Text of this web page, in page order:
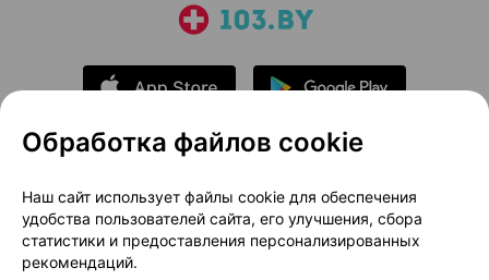
О проекте
Новости проекта
Размещение рекламы
Медицинский маркетинг
Публичный договор
Доставка
Обработка файлов cookie
Наш сайт использует файлы cookie для обеспечения
удобства пользователей сайта, его улучшения, сбора
статистики и предоставления персонализированных
рекомендаций.